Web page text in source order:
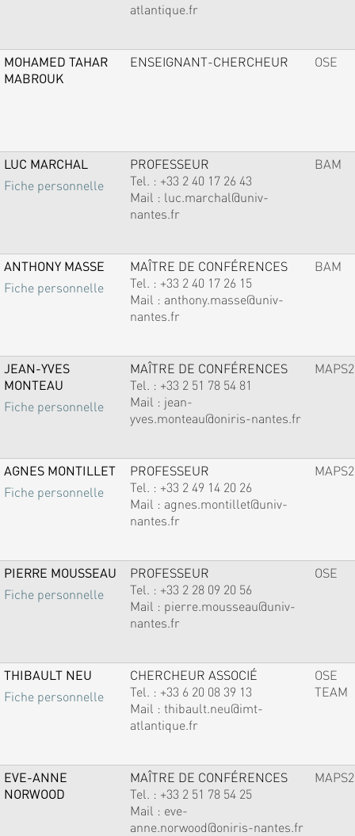
atlantique.fr
MOHAMED TAHAR
MABROUK
ENSEIGNANT-CHERCHEUR OSE
LUC MARCHAL
Fiche personnelle
PROFESSEUR
Tel. : +33 2 40 17 26 43
Mail : luc.marchal@univ-
nantes.fr
BAM
ANTHONY MASSE
Fiche personnelle
MAÎTRE DE CONFÉRENCES
Tel. : +33 2 40 17 26 15
Mail : anthony.masse@univ-
nantes.fr
BAM
JEAN-YVES
MONTEAU
Fiche personnelle
MAÎTRE DE CONFÉRENCES
Tel. : +33 2 51 78 54 81
Mail : jean-
yves.monteau@oniris-nantes.fr
MAPS2
AGNES MONTILLET
Fiche personnelle
PROFESSEUR
Tel. : +33 2 49 14 20 26
Mail : agnes.montillet@univ-
nantes.fr
MAPS2
PIERRE MOUSSEAU
Fiche personnelle
PROFESSEUR
Tel. : +33 2 28 09 20 56
Mail : pierre.mousseau@univ-
nantes.fr
OSE
THIBAULT NEU
Fiche personnelle
CHERCHEUR ASSOCIÉ
Tel. : +33 6 20 08 39 13
Mail : thibault.neu@imt-
atlantique.fr
OSE
TEAM
EVE-ANNE
NORWOOD
MAÎTRE DE CONFÉRENCES
Tel. : +33 2 51 78 54 25
Mail : eve-
anne.norwood@oniris-nantes.fr
MAPS2